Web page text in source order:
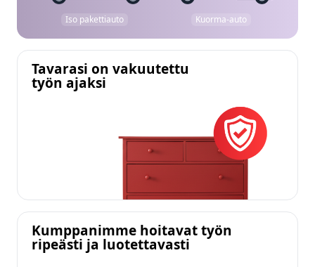
Iso pakettiauto Kuorma-auto
Tavarasi on vakuutettu
työn ajaksi
Kumppanimme hoitavat työn
ripeästi ja luotettavasti